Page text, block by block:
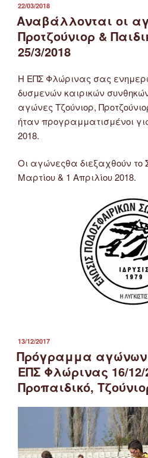
ΔΗΜΟΣΙΕΎΤΗΚΕ
ΣΤΙΣ
22/03/2018
Αναβάλλονται οι
Προτζούνιορ &
25/3/2018
Η ΕΠΣ Φλώρινας σας
δυσμενών καιρικών
αγώνες Τζούνιορ,
ήταν προγραμματισμένοι
2018.
Οι αγώνεςθα διεξαχθούν το
Μαρτίου & 1 Απριλίου 2018.
ΔΗΜΟΣΙΕΎΤΗΚΕ
ΣΤΙΣ
13/12/2017
Πρόγραμμα αγώνων
ΕΠΣ Φλώρινας 16/12/
Προπαιδικό,